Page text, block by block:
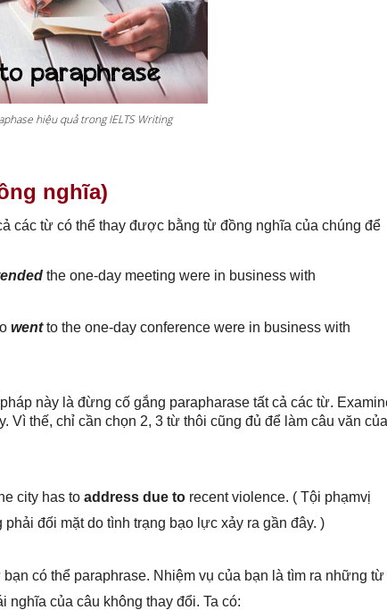
hiệu quả trong IELTS Writing
nghĩa)
các từ có thể thay được bằng từ đồng nghĩa của chúng để
the one-day meeting were in business with
wentto the one-day conference were in business with
này là đừng cố gắng parapharase tất cả các từ.
Vì thế, chỉ cần chọn 2, 3 từ thôi cũng đủ để làm câu văn của
city has to address due to recent violence. ( Tội phạmvị
đối mặt do tình trạng bạo lực xảy ra gần đây. )
có thể paraphrase. Nhiệm vụ của bạn là tìm ra những từ
của câu không thay đổi. Ta có: